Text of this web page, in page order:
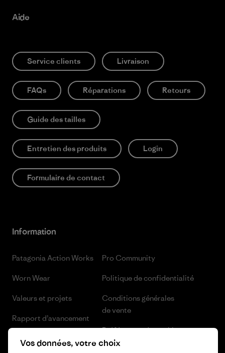
Aide
Service clients Livraison
FAQs Réparations Retours
Guide des tailles
Entretien des produits Login
Formulaire de contact
Information
Patagonia Action Works
Worn Wear
Valeurs et projets
Rapport d’avancement
Business Unusual
Pro Community
Politique de confidentialité
Conditions générales
de vente
Préférences de cookie
Vos données, votre choix